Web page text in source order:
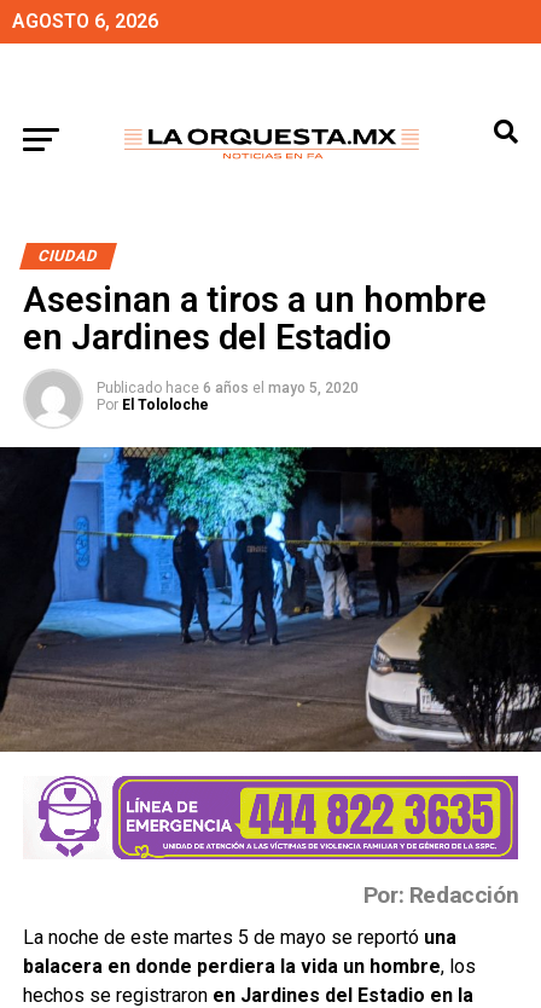
AGOSTO 6, 2026
CIUDAD
Asesinan a tiros a un hombre
en Jardines del Estadio
Publicado hace 6 años el mayo 5, 2020
Por El Tololoche
Por: Redacción
La noche de este martes 5 de mayo se reportó una
balacera en donde perdiera la vida un hombre, los
hechos se registraron en Jardines del Estadio en la